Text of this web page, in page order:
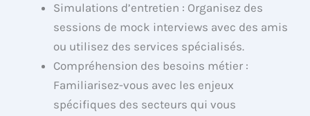
Simulations d’entretien : Organisez des
sessions de mock interviews avec des amis
ou utilisez des services spécialisés.
Compréhension des besoins métier :
Familiarisez-vous avec les enjeux
spécifiques des secteurs qui vous